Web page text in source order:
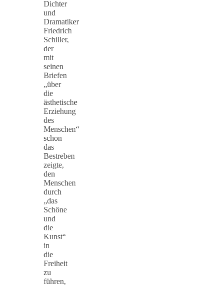
Dichter
und
Dramatiker
Friedrich
Schiller,
der
mit
seinen
Briefen
„über
die
ästhetische
Erziehung
des
Menschen“
schon
das
Bestreben
zeigte,
den
Menschen
durch
„das
Schöne
und
die
Kunst“
in
die
Freiheit
zu
führen,